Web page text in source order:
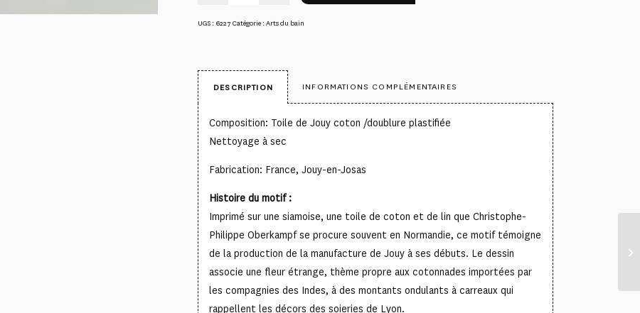
UGS : 6227 Catégorie :Arts du bain
DESCRIPTION INFORMATIONS COMPLÉMENTAIRES
Composition: Toile de Jouy coton /doublure plastifiée
Nettoyage à sec
Fabrication: France, Jouy-en-Josas
Histoire du motif :
Imprimé sur une siamoise, une toile de coton et de lin que Christophe-
Philippe Oberkampf se procure souvent en Normandie, ce motif témoigne
de la production de la manufacture de Jouy à ses débuts. Le dessin
associe une fleur étrange, thème propre aux cotonnades importées par
les compagnies des Indes, à des montants ondulants à carreaux qui
rappellent les décors des soieries de Lyon.